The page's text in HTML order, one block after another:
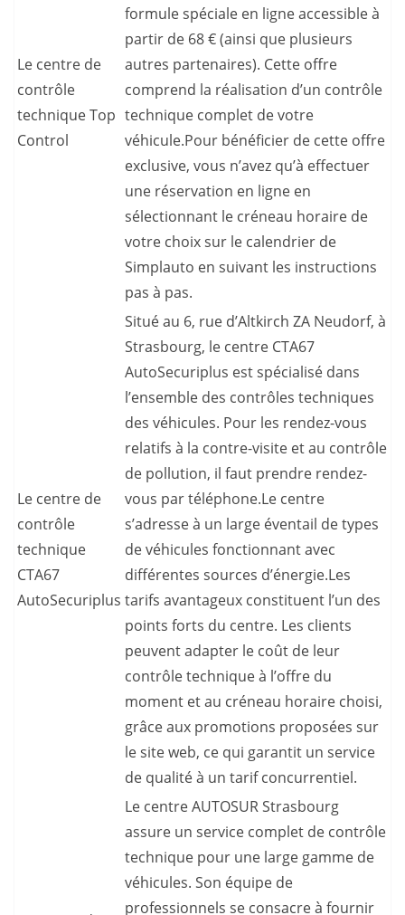
Le centre de
contrôle
technique Top
Control
formule spéciale en ligne accessible à
partir de 68 € (ainsi que plusieurs
autres partenaires). Cette offre
comprend la réalisation d’un contrôle
technique complet de votre
véhicule.Pour bénéficier de cette offre
exclusive, vous n’avez qu’à effectuer
une réservation en ligne en
sélectionnant le créneau horaire de
votre choix sur le calendrier de
Simplauto en suivant les instructions
pas à pas.
Le centre de
contrôle
technique
CTA67
AutoSecuriplus
Situé au 6, rue d’Altkirch ZA Neudorf, à
Strasbourg, le centre CTA67
AutoSecuriplus est spécialisé dans
l’ensemble des contrôles techniques
des véhicules. Pour les rendez-vous
relatifs à la contre-visite et au contrôle
de pollution, il faut prendre rendez-
vous par téléphone.Le centre
s’adresse à un large éventail de types
de véhicules fonctionnant avec
différentes sources d’énergie.Les
tarifs avantageux constituent l’un des
points forts du centre. Les clients
peuvent adapter le coût de leur
contrôle technique à l’offre du
moment et au créneau horaire choisi,
grâce aux promotions proposées sur
le site web, ce qui garantit un service
de qualité à un tarif concurrentiel.
Le centre AUTOSUR Strasbourg
assure un service complet de contrôle
technique pour une large gamme de
véhicules. Son équipe de
professionnels se consacre à fournir